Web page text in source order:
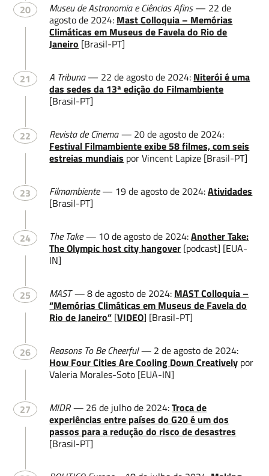
20 Museu de Astronomia e Ciências Afins— 22 de
agosto de 2024: Mast Colloquia – Memórias
Climáticas em Museus de Favela do Rio de
Janeiro [Brasil-PT]
21 A Tribuna— 22 de agosto de 2024: Niterói é uma
das sedes da 13ª edição do Filmambiente
[Brasil-PT]
22 Revista de Cinema — 20 de agosto de 2024:
Festival Filmambiente exibe 58 filmes, com seis
estreias mundiais por Vincent Lapize [Brasil-PT]
23 Filmambiente— 19 de agosto de 2024:Atividades
[Brasil-PT]
24 The Take — 10 de agosto de 2024:Another Take:
The Olympic host city hangover [podcast] [EUA-
IN]
25 MAST —8 de agosto de 2024: MAST Colloquia –
“Memórias Climáticas em Museus de Favela do
Rio de Janeiro” [VIDEO] [Brasil-PT]
26 Reasons To Be Cheerful — 2 de agosto de 2024:
How Four Cities Are Cooling Down Creatively por
Valeria Morales-Soto [EUA-IN]
27 MIDR — 26 de julho de 2024:Troca de
experiências entre países do G20 é um dos
passos para a redução do risco de desastres
[Brasil-PT]